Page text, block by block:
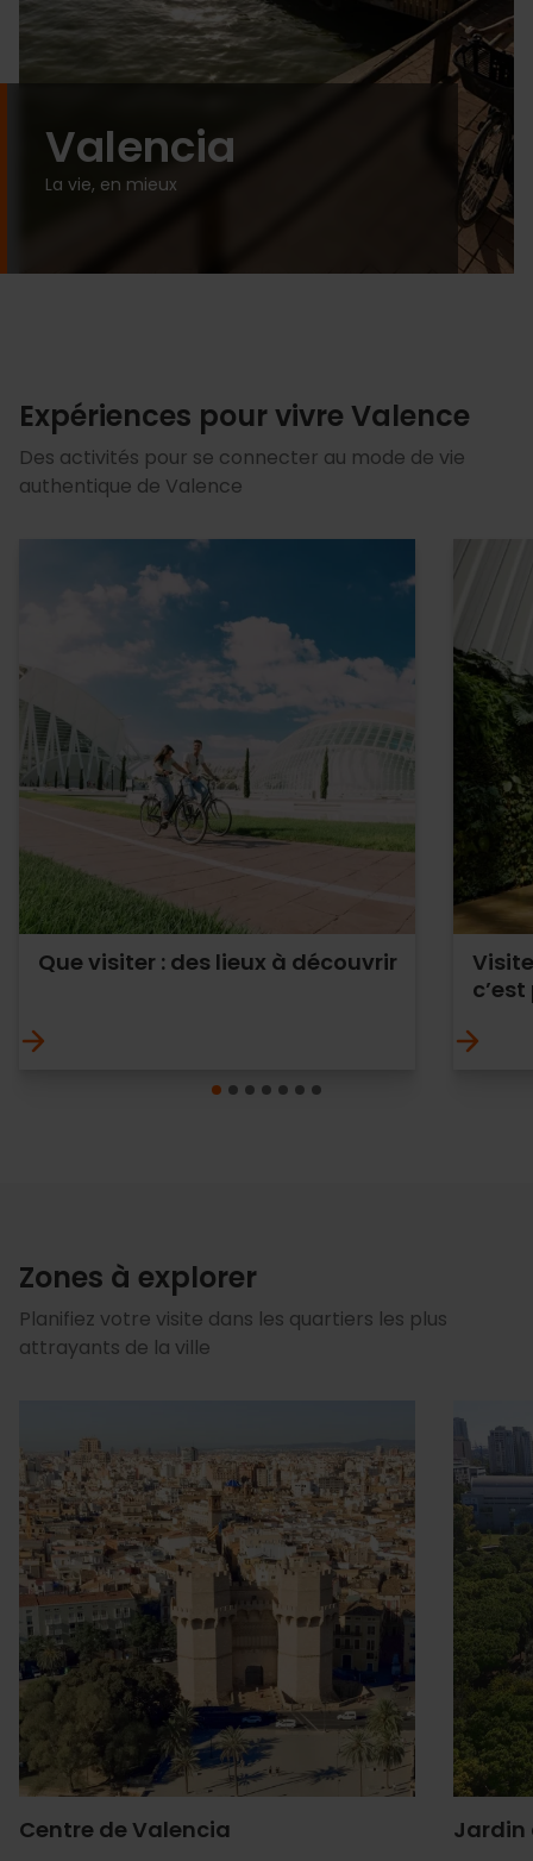
Valencia
La vie, en mieux
Expériences pour vivre Valence
Des activités pour se connecter au mode de vie
authentique de Valence
Que visiter : des lieux à découvrir
Zones à explorer
Planifiez votre visite dans les quartiers les plus
attrayants de la ville
Centre de Valencia Jardin